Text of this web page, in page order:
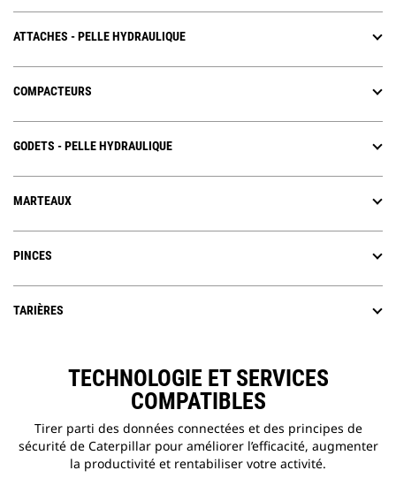
ATTACHES - PELLE HYDRAULIQUE
COMPACTEURS
GODETS - PELLE HYDRAULIQUE
MARTEAUX
PINCES
TARIÈRES
TECHNOLOGIE ET SERVICES
COMPATIBLES
Tirer parti des données connectées et des principes de
sécurité de Caterpillar pour améliorer l’efficacité, augmenter
la productivité et rentabiliser votre activité.